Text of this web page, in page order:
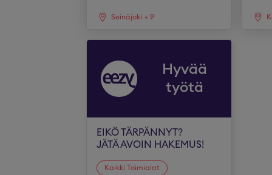
Seinäjoki +9
Hyvää
työtä
EIKÖ TÄRPÄNNYT?
JÄTÄ AVOIN HAKEMUS!
Kaikki Toimialat